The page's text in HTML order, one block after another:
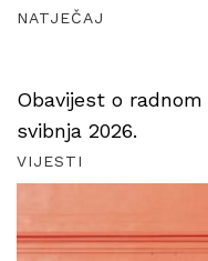
NATJEČAJ
Obavijest o radnom
svibnja 2026.
VIJESTI